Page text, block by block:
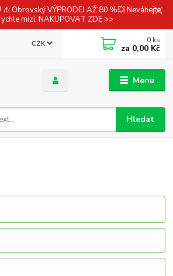
Obrovský VÝPRODEJ AŽ 80 %💥 Neváhejte,
mizí. NAKUPOVAT ZDE >>
Menu
CZK
Hledat
0 ks
za 0,00 Kč